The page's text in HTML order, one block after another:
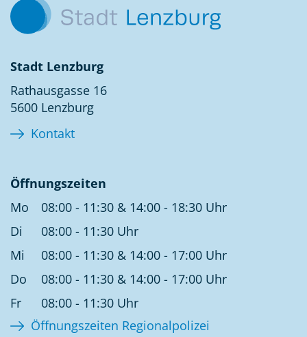
Stadt Lenzburg
Rathausgasse 16
5600 Lenzburg
Kontakt
Öffnungszeiten
Mo
08:00 - 11:30 & 14:00 - 18:30 Uhr
Di
08:00 - 11:30 Uhr
Mi
08:00 - 11:30 & 14:00 - 17:00 Uhr
Do
08:00 - 11:30 & 14:00 - 17:00 Uhr
Fr
08:00 - 11:30 Uhr
Öffnungszeiten Regionalpolizei